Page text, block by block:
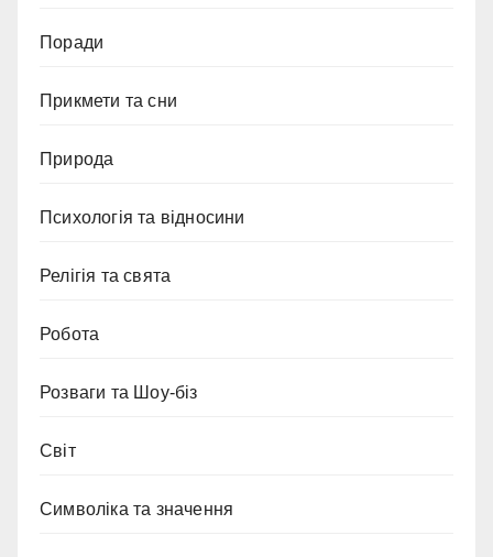
Поради
Прикмети та сни
Природа
Психологія та відносини
Релігія та свята
Робота
Розваги та Шоу-біз
Світ
Символіка та значення